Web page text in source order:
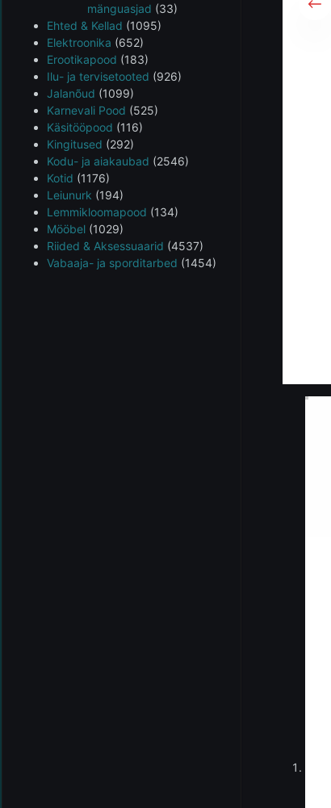
mänguasjad (33)
Ehted & Kellad (1095)
Elektroonika (652)
Erootikapood (183)
Ilu- ja tervisetooted (926)
Jalanõud (1099)
Karnevali Pood (525)
Käsitööpood (116)
Kingitused (292)
Kodu- ja aiakaubad (2546)
Kotid (1176)
Leiunurk (194)
Lemmikloomapood (134)
Mööbel (1029)
Riided & Aksessuaarid (4537)
Vabaaja- ja sporditarbed (1454)